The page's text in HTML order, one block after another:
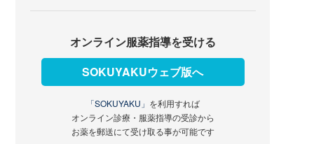
オンライン服薬指導を受ける
SOKUYAKUウェブ版へ
「SOKUYAKU」 を利用すれば
オンライン診療・服薬指導の受診から
お薬を郵送にて受け取る事が可能です